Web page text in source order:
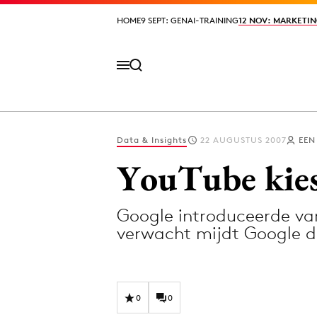
HOME9 SEPT: GENAI-TRAINING12 NOV:
HOME9 SEPT: GENAI-TRAINING12 NOV:
Data & Insights 22 AUGUSTUS 2007
YouTube
Google introduceerde
verwacht mijdt Google
0 0